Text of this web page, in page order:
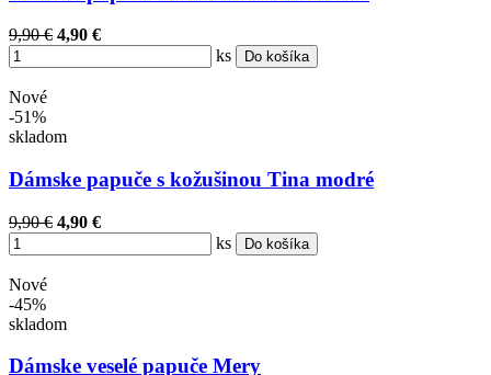
9,90 € 4,90 €
ks
Do košíka
Nové
-51%
skladom
Dámske papuče s kožušinou Tina modré
9,90 € 4,90 €
ks
Do košíka
Nové
-45%
skladom
Dámske veselé papuče Mery